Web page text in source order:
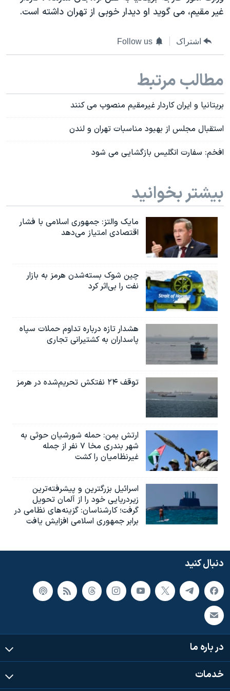
فرهنگ و زندگی
اقتصادی
اسرائیل در جنگ
گالری عکس
مستندها
حمله جمهوری اسلامی به اسرائیل
ورزش زنان در ایران
اعتراضات زن، زندگی، آزادی
دادگاه حمید نوری
قانون شفافیت دارائی کادر رهبری ایران
اسرائیل در جنگ
نرگس محمدی برنده جایزه نوبل صلح
همایش محافظه‌کاران آمریکا «سی‌پک»
صفحه‌های ویژه
سفر پرزیدنت ترامپ به چین
دنبال کنید
زبانهای مختلف
غیر مقیم، می گوید او دیدار خوبی از تهران داشته است.
اشتراک Follow us
مطالب مرتبط
بریتانیا و ایران کاردار غیرمقیم منصوب می کنند
استقبال مجلس از بهبود مناسبات تهران و لندن
افخم: سفارت انگلیس بازگشایی می شود
بیشتر بخوانید
مایک والتز: جمهوری اسلامی با فشار
اقتصادی امتیاز می‌دهد
چین شوک بسته‌شدن هرمز به بازار
نفت را بی‌اثر کرد
هشدار تازه درباره تداوم حملات سپاه
پاسداران به کشتیرانی تجاری
توقف ۲۴ نفتکش تحریم‌شده در هرمز
ارتش یمن: حمله شورشیان حوثی به
شهر بندری مخا ۷ نفر از جمله
غیرنظامیان را کشت
اسرائيل بزرگترین و پیشرفته‌ترین
زیردریایی خود را از آلمان تحویل
گرفت؛ کارشناسان: گزینه‌های نظامی در
برابر جمهوری اسلامی افزایش یافت
دنبال کنید
در باره ما
خدمات